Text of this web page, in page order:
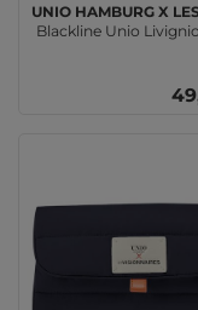
Blackline Unio